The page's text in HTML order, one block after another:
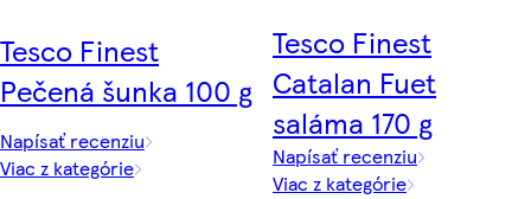
Tesco Finest
Pečená šunka 100 g
Napísať recenziu
Viac z kategórie
Tesco Finest
Catalan Fuet
saláma 170 g
Napísať recenziu
Viac z kategórie